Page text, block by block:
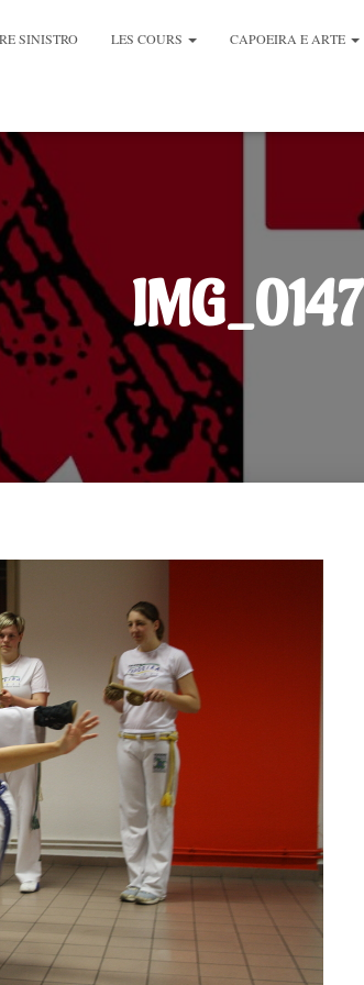
SINISTRO LES COURS CAPOEIRA E ARTE
IMG_0147